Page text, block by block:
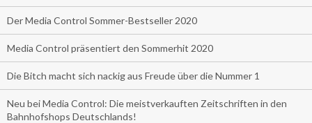
Der Media Control Sommer-Bestseller 2020
Media Control präsentiert den Sommerhit 2020
Die Bitch macht sich nackig aus Freude über die Nummer 1
Neu bei Media Control: Die meistverkauften Zeitschriften in den
Bahnhofshops Deutschlands!